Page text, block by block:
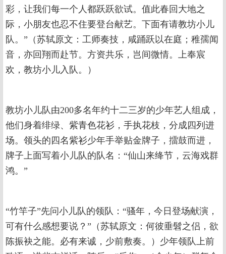
彩，让我们每一个人都跃跃欲试。值此春回大地之
际，小朋友也忍不住要登台献艺。下面有请教坊小儿
队。”（苏轼原文：工师奏技，咸踊跃以在庭；稚孺闻
音，亦回翔而赴节。方资共乐，岂间微情。上奉宸
欢，教坊小儿入队。）
教坊小儿队由200多名年约十二三岁的少年艺人组成，
他们身着绯绿、紫青色花衫，手执花枝，分成四列进
场。领头的四名紫衫少年手举贴金牌子，擂鼓而进，
牌子上面写着小儿队的队名：“仙山来绛节，云海戏群
鸿。”
“竹竿子”先问小儿队的领队：“骚年，今日登场献演，
可有什么感想要说？”（苏轼原文：何彼垂髫之侣，欲
陈振袂之能。必有来诚，少前敷奏。）少年领队上前